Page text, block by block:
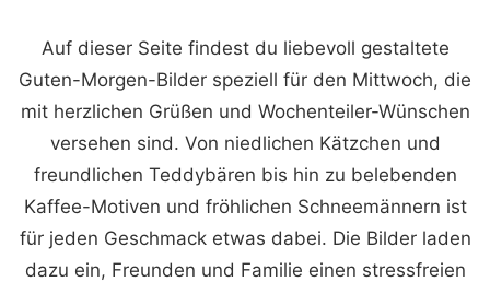
Auf dieser Seite findest du liebevoll gestaltete
Guten-Morgen-Bilder speziell für den Mittwoch, die
mit herzlichen Grüßen und Wochenteiler-Wünschen
versehen sind. Von niedlichen Kätzchen und
freundlichen Teddybären bis hin zu belebenden
Kaffee-Motiven und fröhlichen Schneemännern ist
für jeden Geschmack etwas dabei. Die Bilder laden
dazu ein, Freunden und Familie einen stressfreien